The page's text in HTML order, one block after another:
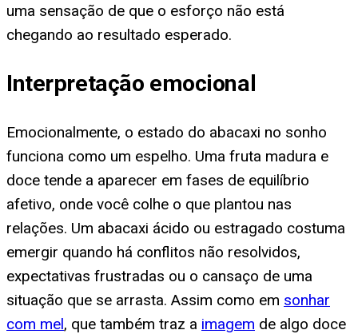
uma sensação de que o esforço não está
chegando ao resultado esperado.
Interpretação emocional
Emocionalmente, o estado do abacaxi no sonho
funciona como um espelho. Uma fruta madura e
doce tende a aparecer em fases de equilíbrio
afetivo, onde você colhe o que plantou nas
relações. Um abacaxi ácido ou estragado costuma
emergir quando há conflitos não resolvidos,
expectativas frustradas ou o cansaço de uma
situação que se arrasta. Assim como em sonhar
com mel, que também traz a imagem de algo doce